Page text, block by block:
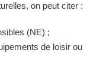
on peut citer :
(NE) ;
de loisir ou